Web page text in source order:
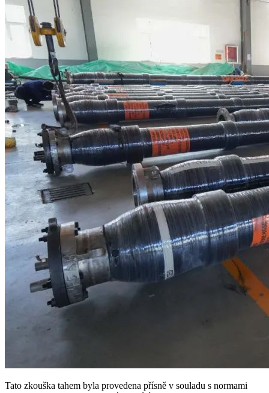
Tato zkouška tahem byla provedena přísně v souladu s normami